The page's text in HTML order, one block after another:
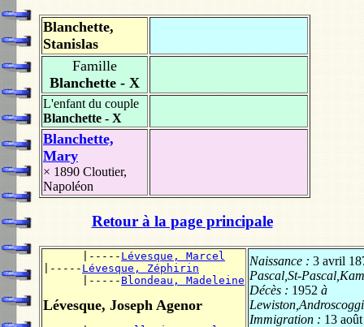
Blanchette,
Stanislas
Famille
Blanchette - X
L'enfant du couple
Blanchette - X
Blanchette,
Mary
× 1890 Cloutier,
Napoléon
Retour à la page principale
      |-----
Lévesque, Marcel
|----- Lévesque, Zéphirin
      |-----
Blondeau, Madeleine
Lévesque, Joseph Agenor
Naissance : 3 avril
Pascal,St-
Décès : 1952 à
Immigration : 13